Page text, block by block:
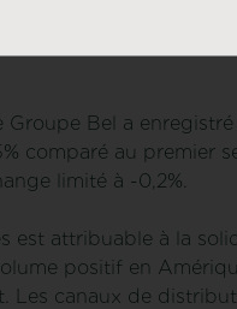
Bel a
comparé au premier
limité à -0,2%.
est attribuable à la
positif en
Les canaux de